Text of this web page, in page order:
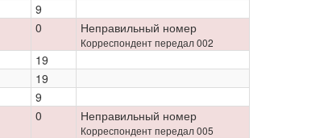
9
0 Неправильный номер
Корреспондент передал 002
19
19
9
0 Неправильный номер
Корреспондент передал 005